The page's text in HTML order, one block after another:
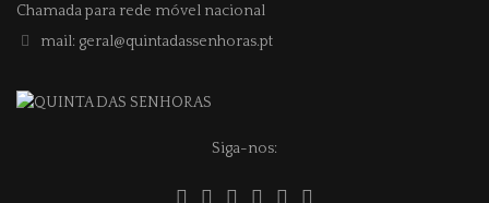
Chamada para rede móvel nacional
mail: geral@quintadassenhoras.pt
Siga-nos: